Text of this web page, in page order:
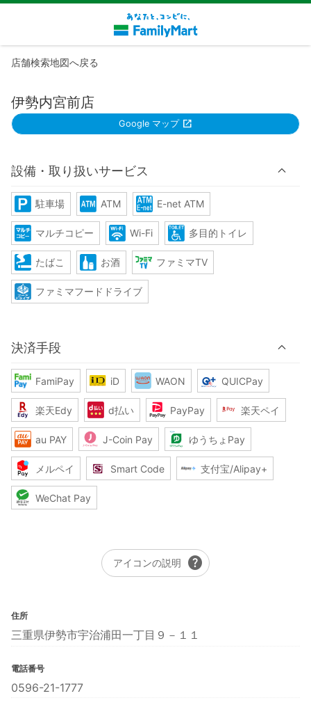
店舗検索地図へ戻る
伊勢内宮前店
Google マップ
設備・取り扱いサービス
駐車場 ATM E-net ATM
マルチコピー Wi-Fi 多目的トイレ
たばこ お酒 ファミマTV
ファミマフードドライブ
決済手段
FamiPay iD WAON QUICPay
楽天Edy d払い PayPay 楽天ペイ
au PAY J-Coin Pay ゆうちょPay
メルペイ Smart Code 支付宝/Alipay+
WeChat Pay
アイコンの説明 help
住所
三重県伊勢市宇治浦田一丁目９－１１
電話番号
0596-21-1777